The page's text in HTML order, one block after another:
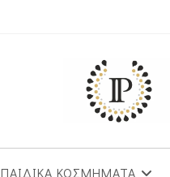
ΠΑΙΔΙΚΑ ΚΟΣΜΗΜΑΤΑ